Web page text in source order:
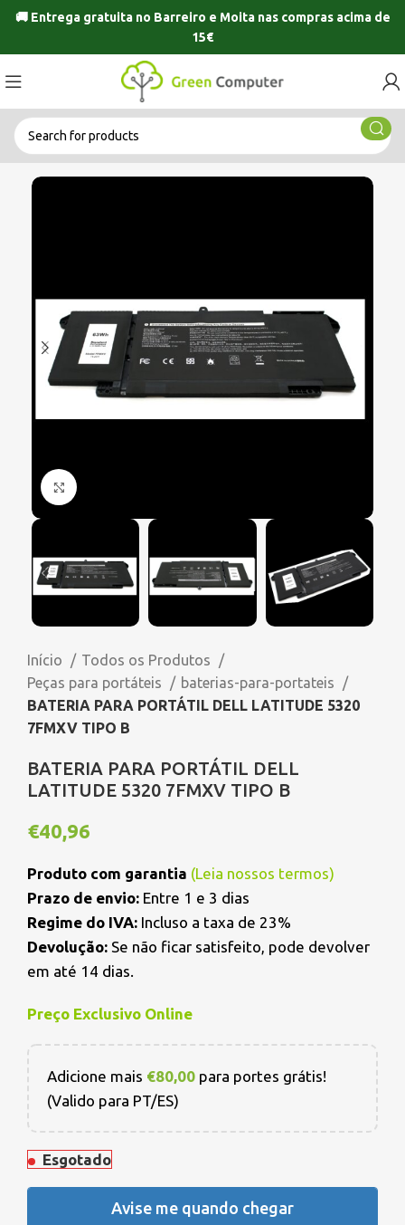
🚚 Entrega gratuita no Barreiro e Moitanas compras acima de
15€
Início
Todos os Produtos
Peças para portáteis
baterias-para-portateis
BATERIA PARA PORTÁTIL DELL LATITUDE 5320
7FMXV TIPO B
BATERIA PARA PORTÁTIL DELL
LATITUDE 5320 7FMXV TIPO B
€40,96
Produto com garantia (Leia nossos termos)
Prazo de envio: Entre 1 e 3 dias
Regime do IVA: Incluso a taxa de 23%
Devolução: Se não ficar satisfeito, pode devolver
em até 14 dias.
Preço Exclusivo Online
Adicione mais €80,00 para portes grátis!
(Valido para PT/ES)
Esgotado
Avise me quando chegar